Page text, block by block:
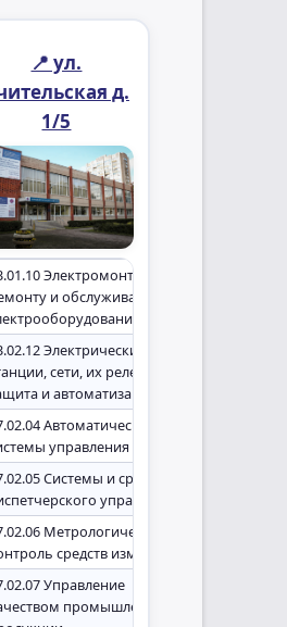
📍 ул.
д.
1/5
Электромонтер по
и обслуживанию
Электрические
сети, их релейная
и автоматизация
Автоматические
управления
Системы и средства
управления
Метрологический
средств измерений
Управление
промышленной